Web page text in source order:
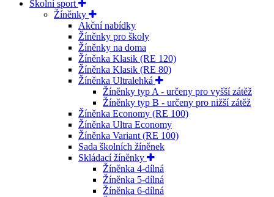
Školní sport
Žíněnky
Akční nabídky
Žíněnky pro školy
Žíněnky na doma
Žíněnka Klasik (RE 120)
Žíněnka Klasik (RE 80)
Žíněnka Ultralehká
Žíněnky typ A - určeny pro vyšší zátěž
Žíněnky typ B - určeny pro nižší zátěž
Žíněnka Economy (RE 100)
Žíněnka Ultra Economy
Žíněnka Variant (RE 100)
Sada školních žíněnek
Skládací žíněnky
Žíněnka 4-dílná
Žíněnka 5-dílná
Žíněnka 6-dílná